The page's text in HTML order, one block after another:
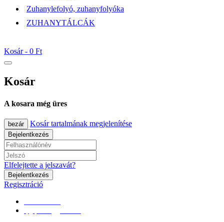
Zuhanylefolyó, zuhanyfolyóka
ZUHANYTÁLCÁK
Kosár - 0 Ft
Kosár
A kosara még üres
bezár Kosár tartalmának megjelenítése
Bejelentkezés
Elfelejtette a jelszavát?
Bejelentkezés
Regisztráció